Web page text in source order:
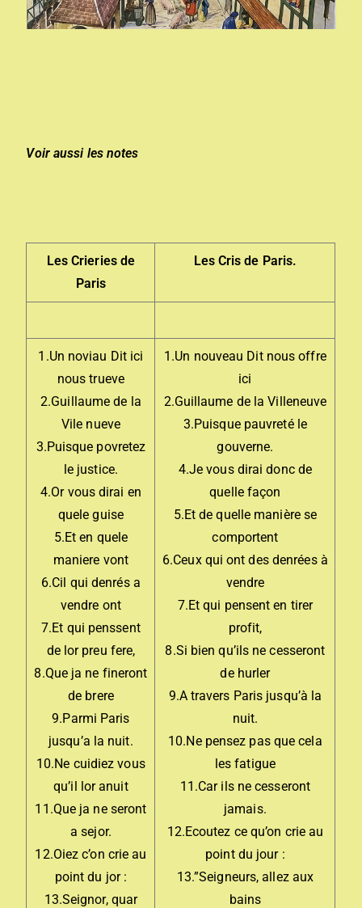
Voir aussi les notes
Les Crieries de
Paris
Les Cris de Paris.
1.Un noviau Dit ici
nous trueve
2.Guillaume de la
Vile nueve
3.Puisque povretez
le justice.
4.Or vous dirai en
quele guise
5.Et en quele
maniere vont
6.Cil qui denrés a
vendre ont
7.Et qui penssent
de lor preu fere,
8.Que ja ne fineront
de brere
9.Parmi Paris
jusqu’a la nuit.
10.Ne cuidiez vous
qu’il lor anuit
11.Que ja ne seront
a sejor.
12.Oiez c’on crie au
point du jor :
13.Seignor, quar
1.Un nouveau Dit nous offre
ici
2.Guillaume de la Villeneuve
3.Puisque pauvreté le
gouverne.
4.Je vous dirai donc de
quelle façon
5.Et de quelle manière se
comportent
6.Ceux qui ont des denrées à
vendre
7.Et qui pensent en tirer
profit,
8.Si bien qu’ils ne cesseront
de hurler
9.A travers Paris jusqu’à la
nuit.
10.Ne pensez pas que cela
les fatigue
11.Car ils ne cesseront
jamais.
12.Ecoutez ce qu’on crie au
point du jour :
13.”Seigneurs, allez aux
bains